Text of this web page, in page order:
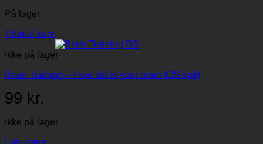
På lager
Tilføj til kurv
Ikke på lager
Brain Training – How old is your brain (DS spil)
99 kr.
Ikke på lager